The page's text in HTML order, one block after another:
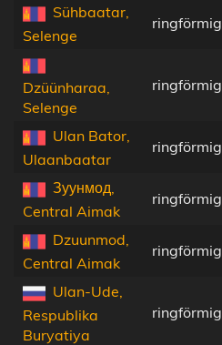
Sühbaatar,
Selenge
ringförmig
Dzüünharaa,
Selenge
ringförmig
Ulan Bator,
Ulaanbaatar
ringförmig
Зуунмод,
Central Aimak
ringförmig
Dzuunmod,
Central Aimak
ringförmig
Ulan-Ude,
Respublika
Buryatiya
ringförmig